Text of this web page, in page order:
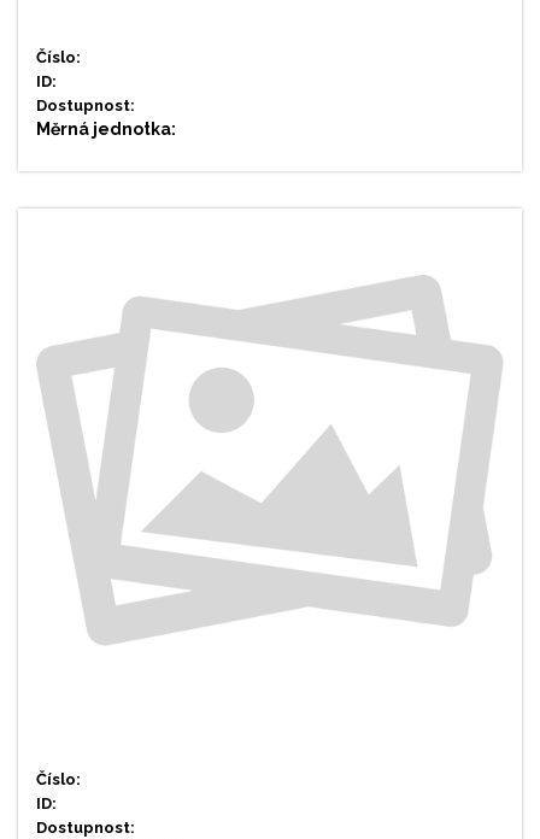
Číslo:
ID:
Dostupnost:
Měrná jednotka:
Číslo:
ID:
Dostupnost: